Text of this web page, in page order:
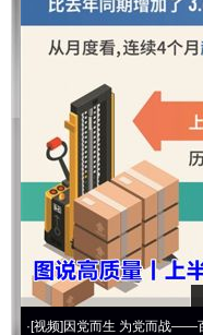
因党而生 为党而战——百年“纪”